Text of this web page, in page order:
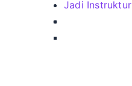
Jadi Instruktur